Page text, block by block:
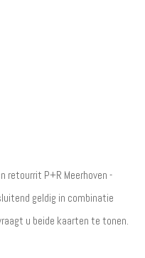
retourrit P+R Meerhoven -
geldig in combinatie
u beide kaarten te tonen.